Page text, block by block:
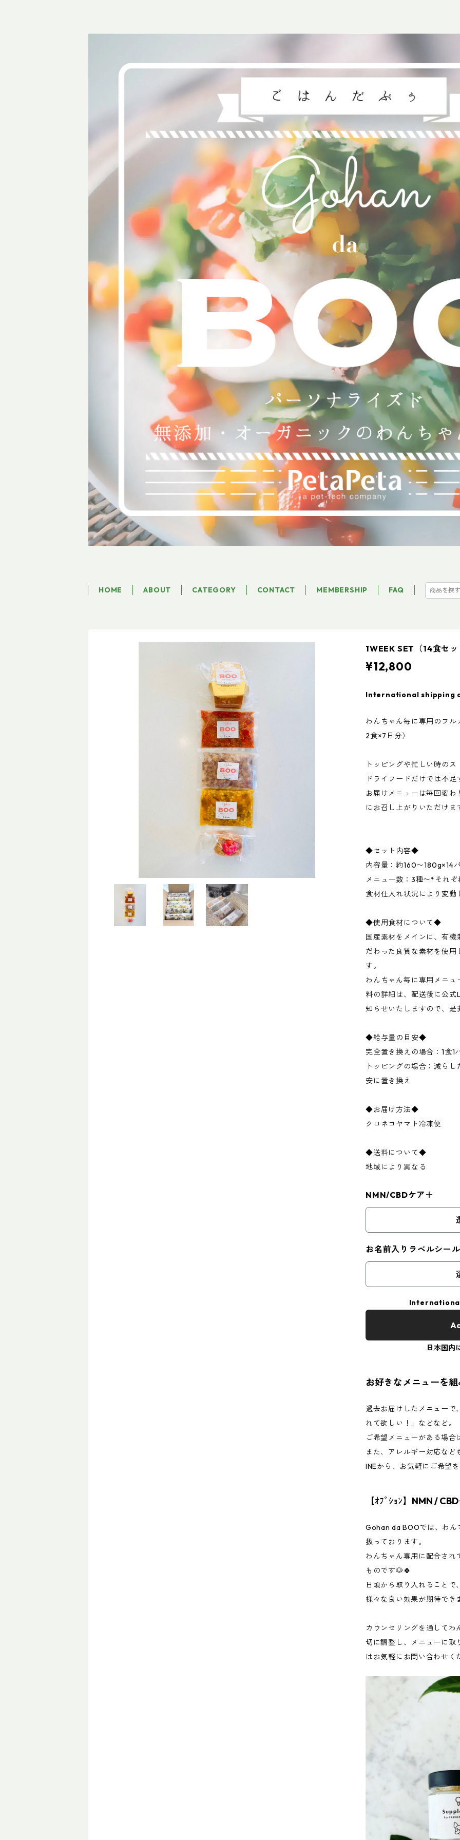
HOME ABOUT CATEGORY CONTACT MEMBERSHIP FAQ
1WEEK SET（14食セ
¥12,800
International shipping
わんちゃん毎に専用のフル
2食×7日分）
トッピングや忙しい時の
ドライフードだけでは不
お届けメニューは毎回変
にお召し上がりいただけま
◆セット内容◆
内容量：約160〜180g×14
メニュー数：3種〜*それ
食材仕入れ状況により変動
◆使用食材について◆
国産素材をメインに、有
だわった良質な素材を使
す。
わんちゃん毎に専用メニ
料の詳細は、配送後に公
知らせいたしますので、是
◆給与量の目安◆
完全置き換えの場合：1食1
トッピングの場合：減ら
安に置き換え
◆お届け方法◆
クロネコヤマト冷凍便
◆送料について◆
地域により異なる
NMN/CBDケア＋
お名前入りラベルシー
日本国内
お好きなメニューを
過去お届けしたメニューで
れて欲しい！」などなど。
ご希望メニューがある場
また、アレルギー対応な
INEから、お気軽にご希望
【ｵﾌﾟｼｮﾝ】NMN /
Gohan da BOOでは、わん
扱っております。
わんちゃん専用に配合され
ものです🐶🍀
日頃から取り入れること
様々な良い効果が期待でき
カウンセリングを通して
切に調整し、メニューに取
はお気軽にお問い合わせく